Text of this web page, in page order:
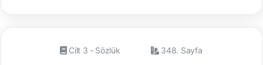
Cilt 3 - Sözlük 348. Sayfa